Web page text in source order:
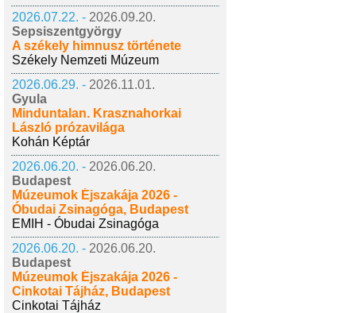
2026.07.22. - 2026.09.20.
Sepsiszentgyörgy
A székely himnusz története
Székely Nemzeti Múzeum
2026.06.29. - 2026.11.01.
Gyula
Minduntalan. Krasznahorkai
László prózavilága
Kohán Képtár
2026.06.20. - 2026.06.20.
Budapest
Múzeumok Éjszakája 2026 -
Óbudai Zsinagóga, Budapest
EMIH - Óbudai Zsinagóga
2026.06.20. - 2026.06.20.
Budapest
Múzeumok Éjszakája 2026 -
Cinkotai Tájház, Budapest
Cinkotai Tájház